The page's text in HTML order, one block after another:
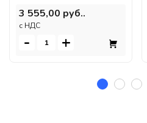
3 555,00 руб..
c НДС
- +